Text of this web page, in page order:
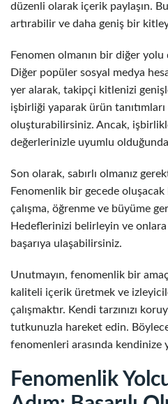
düzenli olarak içerik paylaşın.
artırabilir ve daha geniş bir
Fenomen olmanın bir diğer
Diğer popüler sosyal medya
yer alarak, takipçi kitlenizi
işbirliği yaparak ürün
oluşturabilirsiniz. Ancak,
değerlerinizle uyumlu
Son olarak, sabırlı olmanız
Fenomenlik bir gecede
çalışma, öğrenme ve büyüme
Hedeflerinizi belirleyin ve
başarıya ulaşabilirsiniz.
Unutmayın, fenomenlik bir
kaliteli içerik üretmek ve
çalışmaktır. Kendi tarzınızı
tutkunuzla hareket edin.
fenomenleri arasında kendinize
Fenomenlik